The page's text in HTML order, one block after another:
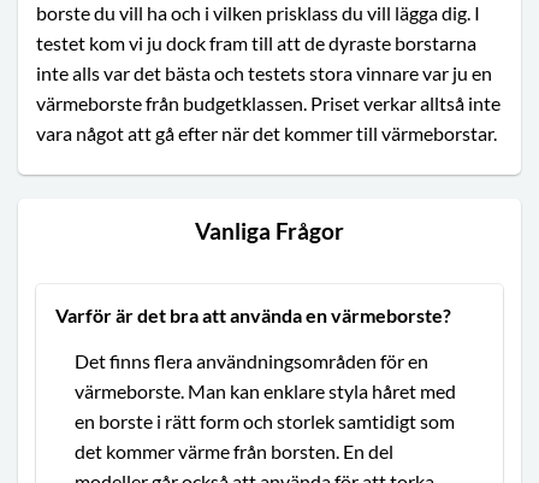
borste du vill ha och i vilken prisklass du vill lägga dig. I
testet kom vi ju dock fram till att de dyraste borstarna
inte alls var det bästa och testets stora vinnare var ju en
värmeborste från budgetklassen. Priset verkar alltså inte
vara något att gå efter när det kommer till värmeborstar.
Vanliga Frågor
Varför är det bra att använda en värmeborste?
Det finns flera användningsområden för en
värmeborste. Man kan enklare styla håret med
en borste i rätt form och storlek samtidigt som
det kommer värme från borsten. En del